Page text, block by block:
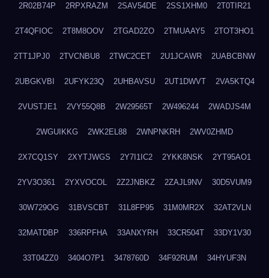
2R02B74P 2RPXRAZM 2SAV54DE 2SS1XHM0 2T0TIR21
2T4QFIOC 2T8M8OOV 2TGAD2ZO 2TMUAAY5 2TOT3HO1
2TT1JPJ0 2TVCNBU8 2TWC2CET 2U1JCAWR 2UABCBNW
2UBGKVBI 2UFYK23Q 2UHBAVSU 2UT1DWVT 2VA5KTQ4
2VUSTJE1 2VY55Q8B 2W29565T 2W496244 2WADJS4M
2WGUIKKG 2WK2EL88 2WNPNKRH 2WV0ZHMD
2X7CQ1SY 2XYTJWGS 2Y7I1IC2 2YKK8NSK 2YT95AO1
2YV3O361 2YXVOCOL 2Z2JNBKZ 2ZAJL9NV 30D5VUM9
30W729OG 31BVSCBT 31L8FP95 31M0MR2X 32AT2VLN
32MATDBP 336RPFHA 33ANXYRH 33CR504T 33DY1V30
33T04ZZ0 3404O7P1 3478760D 34F92RUM 34HYUF3N